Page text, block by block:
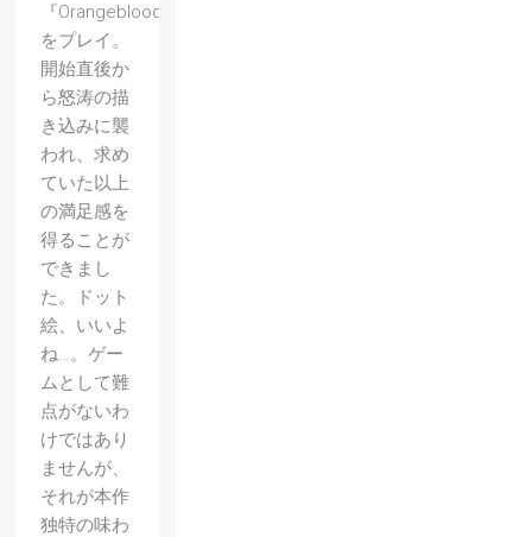
『Orangeblood』
をプレイ。
開始直後か
ら怒涛の描
き込みに襲
われ、求め
ていた以上
の満足感を
得ることが
できまし
た。ドット
絵、いいよ
ね…。ゲー
ムとして難
点がないわ
けではあり
ませんが、
それが本作
独特の味わ